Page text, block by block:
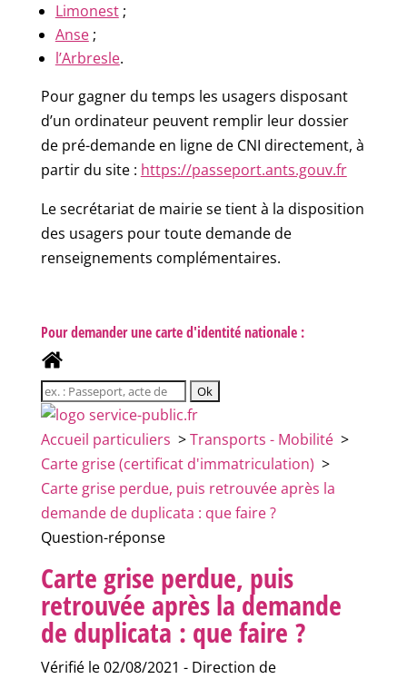
Limonest;
Anse;
l’Arbresle.
Pour gagner du temps les usagers disposant
d’un ordinateur peuvent remplir leur dossier
de pré-demande en ligne de CNI directement, à
partir du site : https://passeport.ants.gouv.fr
Le secrétariat de mairie se tient à la disposition
des usagers pour toute demande de
renseignements complémentaires.
Pour demander une carte d'identité nationale :
Accueil particuliers >Transports - Mobilité >
Carte grise (certificat d'immatriculation) >
Carte grise perdue, puis retrouvée après la
demande de duplicata : que faire ?
Question-réponse
Carte grise perdue, puis
retrouvée après la demande
de duplicata : que faire ?
Vérifié le 02/08/2021 - Direction de